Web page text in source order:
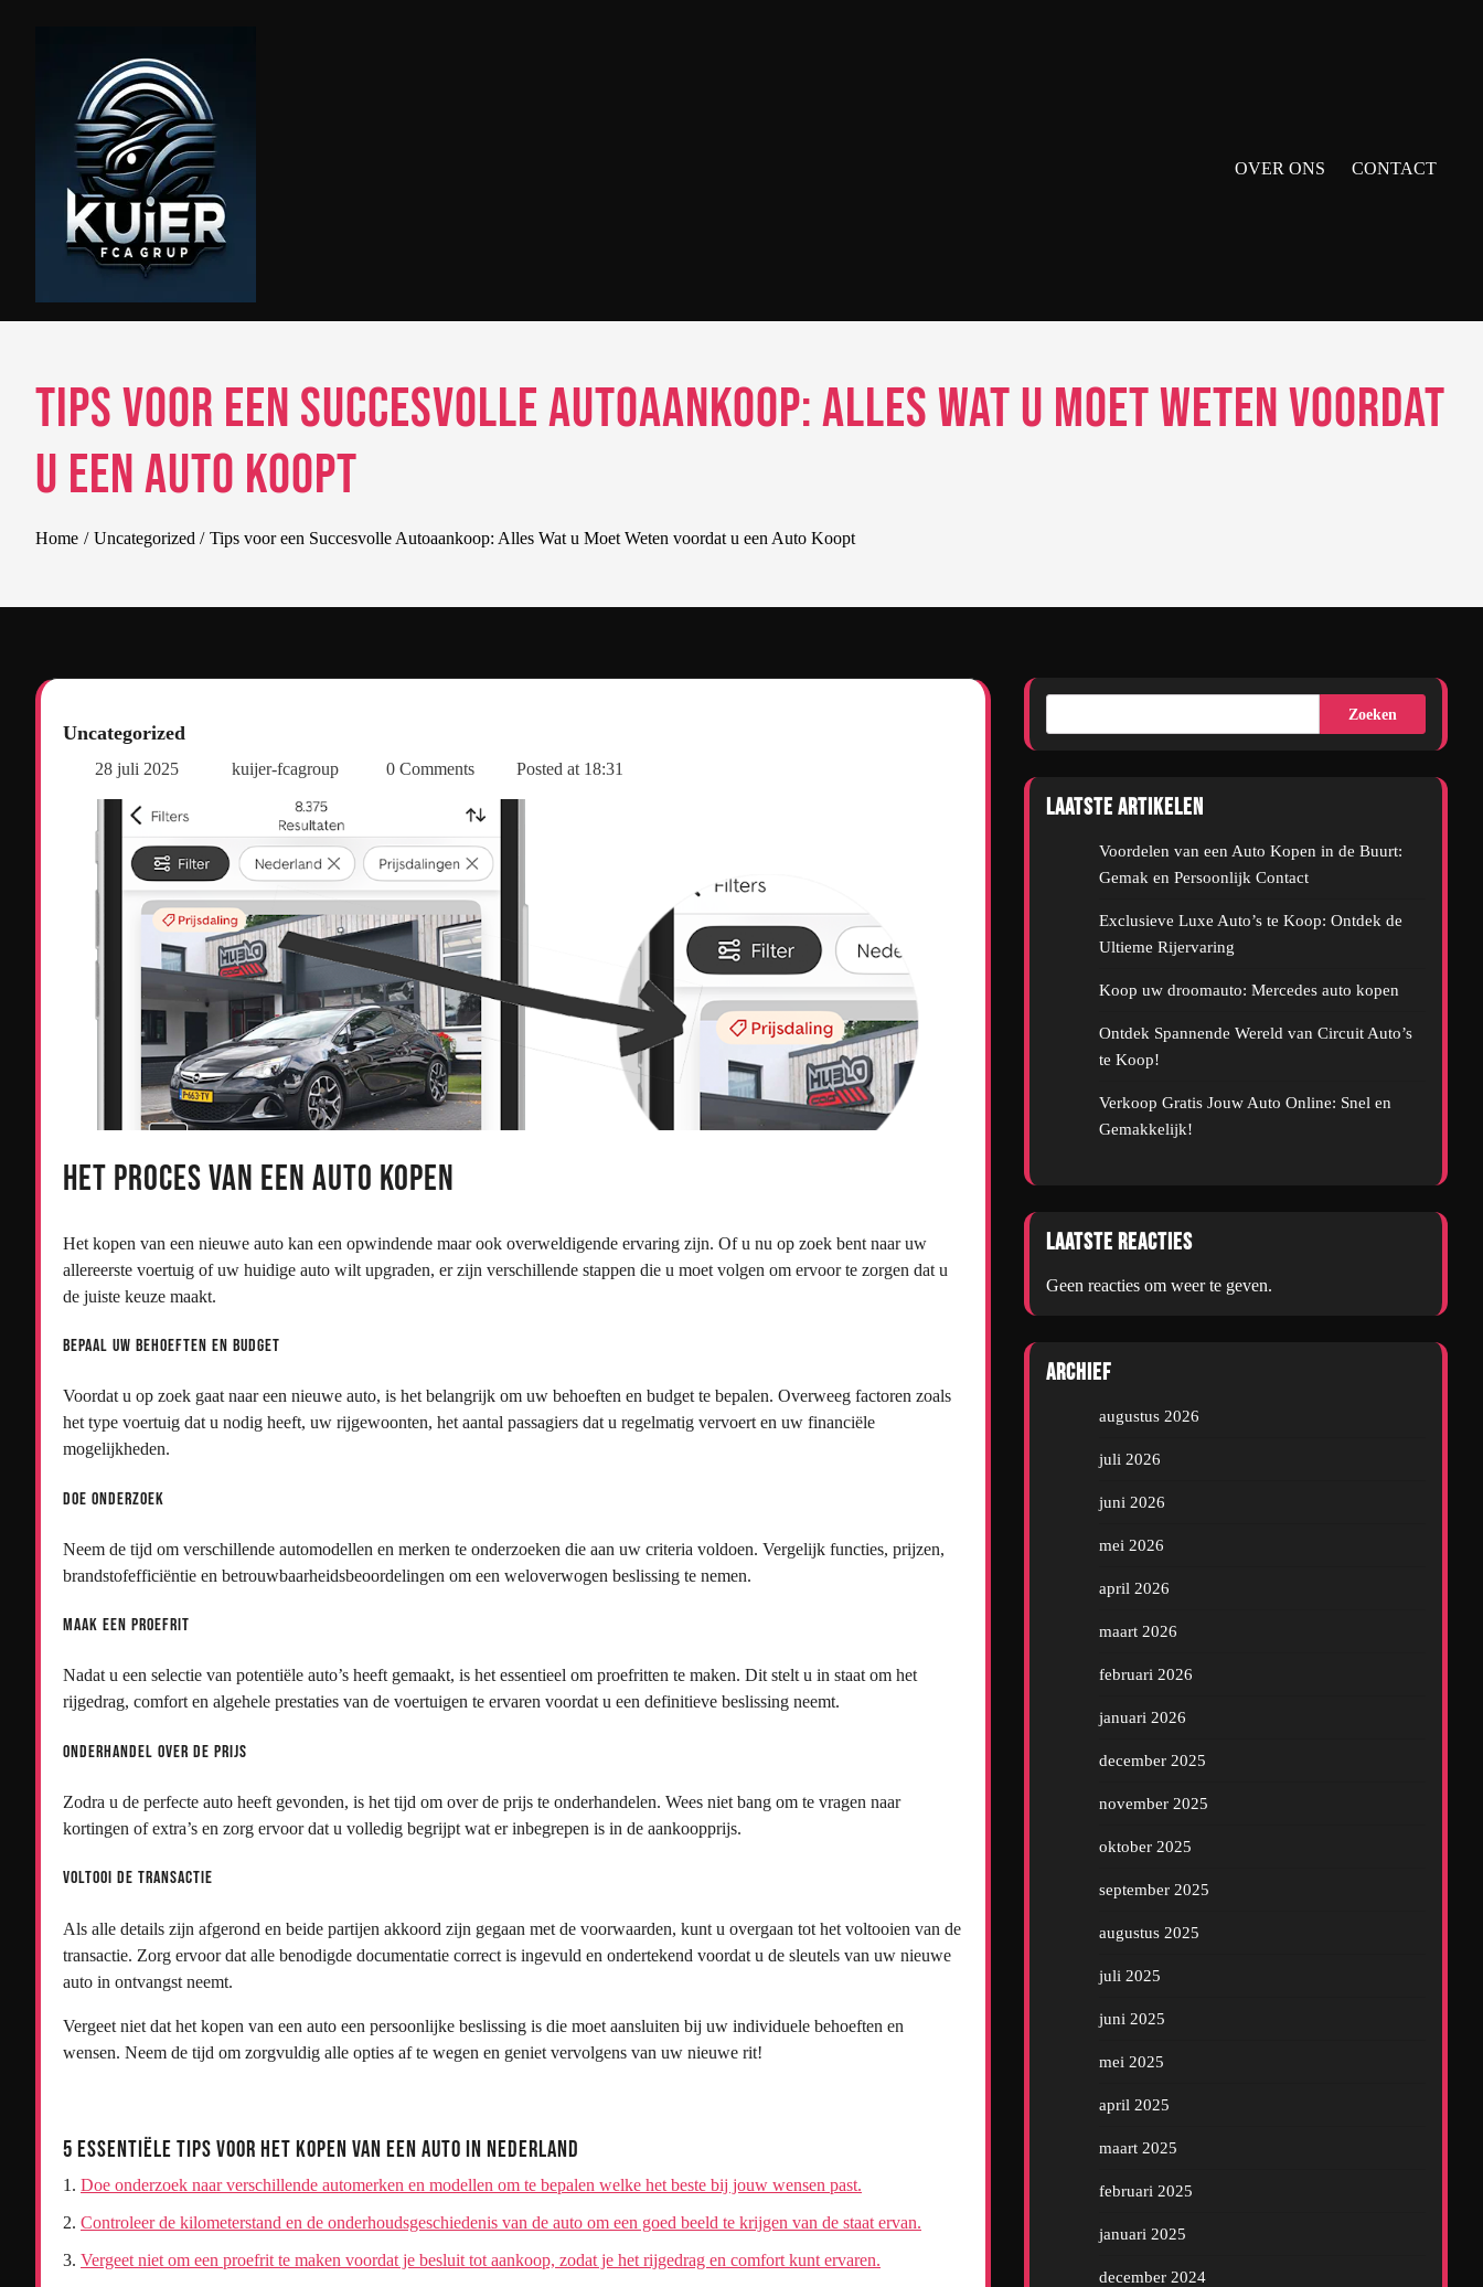
OVER ONS CONTACT
Tips voor een Succesvolle Autoaankoop: Alles Wat u Moet Weten voordat
u een Auto Koopt
Home Uncategorized Tips voor een Succesvolle Autoaankoop: Alles Wat u Moet Weten voordat u een Auto Koopt
Uncategorized
28 juli 2025 kuijer-fcagroup 0 Comments Posted at 18:31
Het Proces van een Auto Kopen
Het kopen van een nieuwe auto kan een opwindende maar ook overweldigende ervaring zijn. Of u nu op zoek bent naar uw
allereerste voertuig of uw huidige auto wilt upgraden, er zijn verschillende stappen die u moet volgen om ervoor te zorgen dat u
de juiste keuze maakt.
Bepaal uw behoeften en budget
Voordat u op zoek gaat naar een nieuwe auto, is het belangrijk om uw behoeften en budget te bepalen. Overweeg factoren zoals
het type voertuig dat u nodig heeft, uw rijgewoonten, het aantal passagiers dat u regelmatig vervoert en uw financiële
mogelijkheden.
Doe onderzoek
Neem de tijd om verschillende automodellen en merken te onderzoeken die aan uw criteria voldoen. Vergelijk functies, prijzen,
brandstofefficiëntie en betrouwbaarheidsbeoordelingen om een weloverwogen beslissing te nemen.
Maak een proefrit
Nadat u een selectie van potentiële auto’s heeft gemaakt, is het essentieel om proefritten te maken. Dit stelt u in staat om het
rijgedrag, comfort en algehele prestaties van de voertuigen te ervaren voordat u een definitieve beslissing neemt.
Onderhandel over de prijs
Zodra u de perfecte auto heeft gevonden, is het tijd om over de prijs te onderhandelen. Wees niet bang om te vragen naar
kortingen of extra’s en zorg ervoor dat u volledig begrijpt wat er inbegrepen is in de aankoopprijs.
Voltooi de transactie
Als alle details zijn afgerond en beide partijen akkoord zijn gegaan met de voorwaarden, kunt u overgaan tot het voltooien van de
transactie. Zorg ervoor dat alle benodigde documentatie correct is ingevuld en ondertekend voordat u de sleutels van uw nieuwe
auto in ontvangst neemt.
Vergeet niet dat het kopen van een auto een persoonlijke beslissing is die moet aansluiten bij uw individuele behoeften en
wensen. Neem de tijd om zorgvuldig alle opties af te wegen en geniet vervolgens van uw nieuwe rit!
5 Essentiële Tips voor het Kopen van een Auto in Nederland
Doe onderzoek naar verschillende automerken en modellen om te bepalen welke het beste bij jouw wensen past.
Controleer de kilometerstand en de onderhoudsgeschiedenis van de auto om een goed beeld te krijgen van de staat ervan.
Vergeet niet om een proefrit te maken voordat je besluit tot aankoop, zodat je het rijgedrag en comfort kunt ervaren.
Zoeken
Laatste artikelen
Voordelen van een Auto Kopen in de Buurt:
Gemak en Persoonlijk Contact
Exclusieve Luxe Auto’s te Koop: Ontdek de
Ultieme Rijervaring
Koop uw droomauto: Mercedes auto kopen
Ontdek Spannende Wereld van Circuit Auto’s
te Koop!
Verkoop Gratis Jouw Auto Online: Snel en
Gemakkelijk!
Laatste reacties
Geen reacties om weer te geven.
Archief
augustus 2026
juli 2026
juni 2026
mei 2026
april 2026
maart 2026
februari 2026
januari 2026
december 2025
november 2025
oktober 2025
september 2025
augustus 2025
juli 2025
juni 2025
mei 2025
april 2025
maart 2025
februari 2025
januari 2025
december 2024